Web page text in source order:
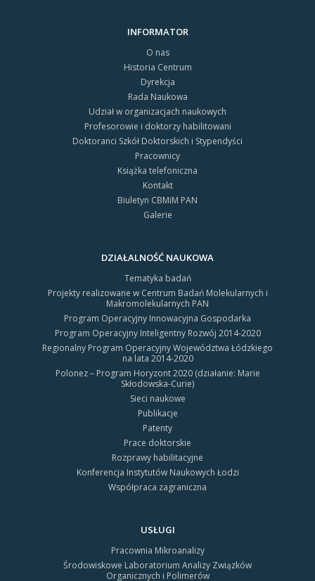
INFORMATOR
O nas
Historia Centrum
Dyrekcja
Rada Naukowa
Udział w organizacjach naukowych
Profesorowie i doktorzy habilitowani
Doktoranci Szkół Doktorskich i Stypendyści
Pracownicy
Książka telefoniczna
Kontakt
Biuletyn CBMiM PAN
Galerie
DZIAŁALNOŚĆ NAUKOWA
Tematyka badań
Projekty realizowane w Centrum Badań Molekularnych i
Makromolekularnych PAN
Program Operacyjny Innowacyjna Gospodarka
Program Operacyjny Inteligentny Rozwój 2014-2020
Regionalny Program Operacyjny Województwa Łódzkiego
na lata 2014-2020
Polonez – Program Horyzont 2020 (działanie: Marie
Skłodowska-Curie)
Sieci naukowe
Publikacje
Patenty
Prace doktorskie
Rozprawy habilitacyjne
Konferencja Instytutów Naukowych Łodzi
Współpraca zagraniczna
USŁUGI
Pracownia Mikroanalizy
Środowiskowe Laboratorium Analizy Związków
Organicznych i Polimerów